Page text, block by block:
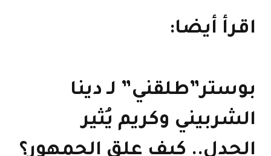
اقرأ أيضا:
بوستر”طلقني” لـ دينا
الشربيني وكريم يُثير
الجدل.. كيف علق الجمهور؟